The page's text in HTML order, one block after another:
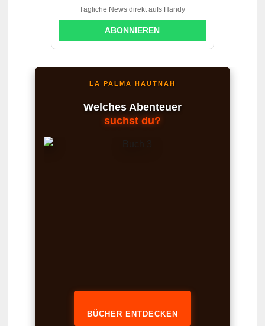
Tägliche News direkt aufs Handy
ABONNIEREN
LA PALMA HAUTNAH
Welches Abenteuer
suchst du?
BÜCHER ENTDECKEN